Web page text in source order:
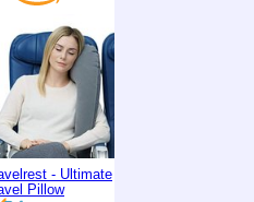
- Ultimate
Pillow